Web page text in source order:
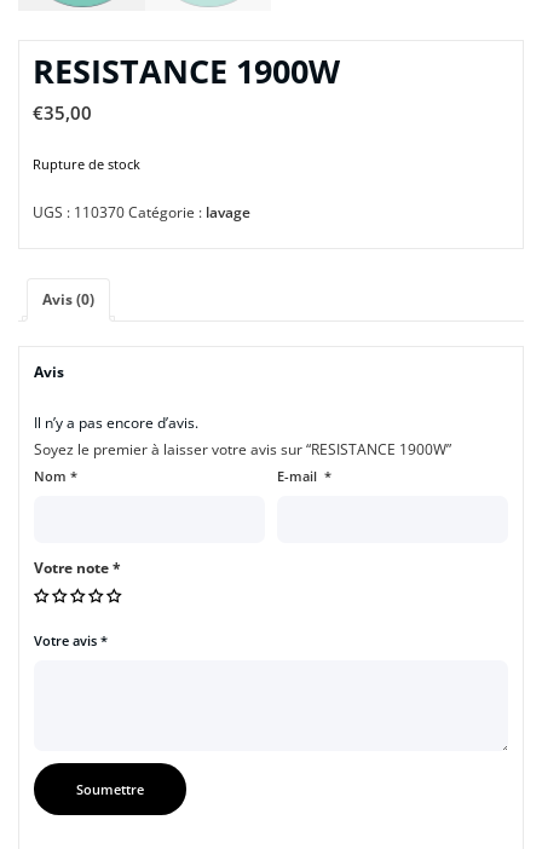
RESISTANCE 1900W
€35,00
Rupture de stock
UGS : 110370Catégorie : lavage
Avis (0)
Avis
Il n’y a pas encore d’avis.
Soyez le premier à laisser votre avis sur “RESISTANCE 1900W”
Nom * E-mail *
Votre note*
Votre avis *